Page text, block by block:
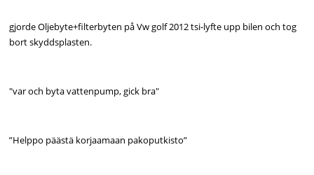
gjorde Oljebyte+filterbyten på Vw golf 2012 tsi-lyfte upp bilen och tog
bort skyddsplasten.
"var och byta vattenpump, gick bra"
”Helppo päästä korjaamaan pakoputkisto”